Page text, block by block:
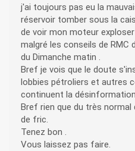
j'ai toujours pas eu la
réservoir tomber sous la
de voir mon moteur
malgré les conseils de
du Dimanche matin .
Bref je vois que le doute
lobbies pétroliers et autres
continuent la
Bref rien que du très
de fric.
Tenez bon .
Vous laissez pas faire.